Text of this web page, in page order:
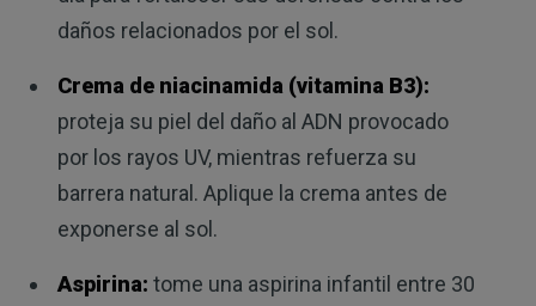
daños relacionados por el sol.
Crema de niacinamida (vitamina B3):
proteja su piel del daño al ADN provocado
por los rayos UV, mientras refuerza su
barrera natural. Aplique la crema antes de
exponerse al sol.
Aspirina: tome una aspirina infantil entre 30